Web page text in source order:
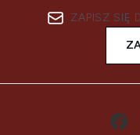
ZAPISZ SIĘ